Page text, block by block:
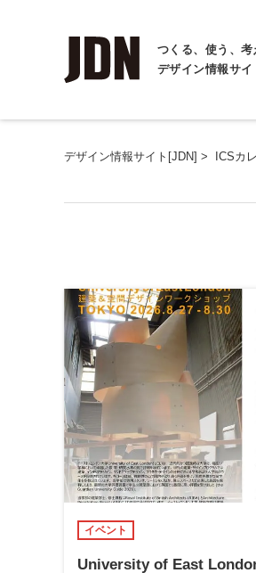
つくる、使う、考
デザイン情報サイ
デザイン情報サイト[JDN] > ICSカ
イベント
University of East